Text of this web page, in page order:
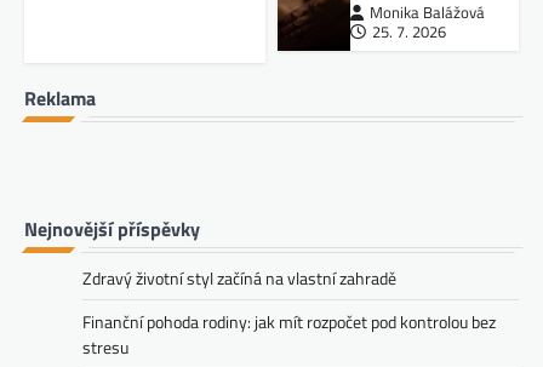
Monika Balážová
25. 7. 2026
Reklama
Nejnovější příspěvky
Zdravý životní styl začíná na vlastní zahradě
Finanční pohoda rodiny: jak mít rozpočet pod kontrolou bez
stresu